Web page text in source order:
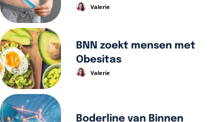
Valerie
BNN zoekt mensen met
Obesitas
Valerie
Boderline van Binnen